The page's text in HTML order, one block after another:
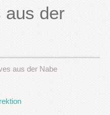
aus der
aus der Nabe